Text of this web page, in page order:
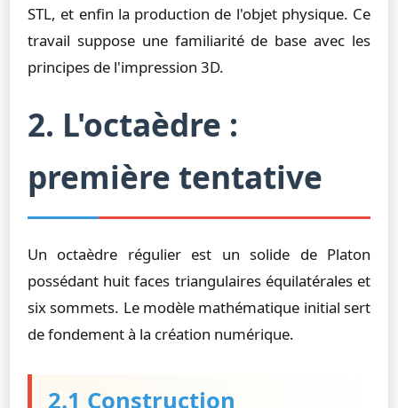
STL, et enfin la production de l'objet physique. Ce
travail suppose une familiarité de base avec les
principes de l'impression 3D.
2. L'octaèdre :
première tentative
Un octaèdre régulier est un solide de Platon
possédant huit faces triangulaires équilatérales et
six sommets. Le modèle mathématique initial sert
de fondement à la création numérique.
2.1 Construction